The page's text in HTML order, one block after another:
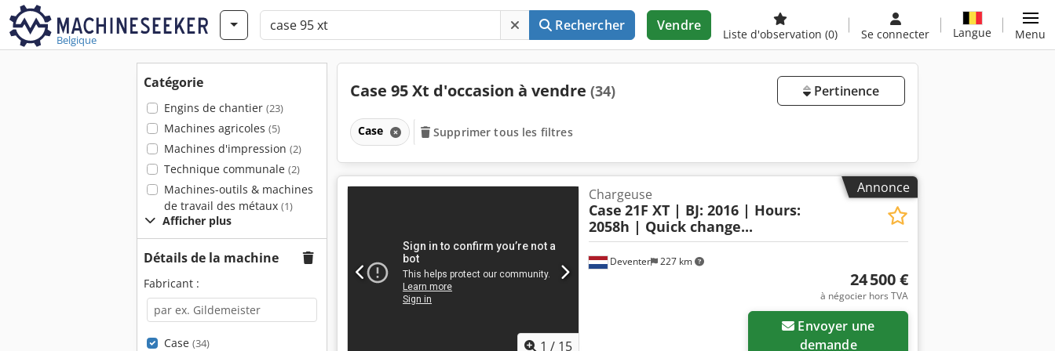
Belgique
Rechercher Vendre
Liste d'observation (0) Se connecter Langue Menu
Catégorie
Engins de chantier (23)
Machines agricoles (5)
Machines d'impression (2)
Technique communale (2)
Machines-outils & machines
de travail des métaux (1)
Afficher plus
Détails de la machine
Fabricant :
Case (34)
Case 95 Xt d'occasion à vendre (34) Pertinence
Case Supprimer tous les filtres
Annonce
1 / 15
Deventer 227 km
Chargeuse
Case 21F XT | BJ: 2016 | Hours:
2058h | Quick change...
24 500 €
à négocier hors TVA
demande